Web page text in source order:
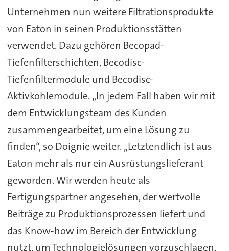
Unternehmen nun weitere Filtrationsprodukte
von Eaton in seinen Produktionsstätten
verwendet. Dazu gehören Becopad-
Tiefenfilterschichten, Becodisc-
Tiefenfiltermodule und Becodisc-
Aktivkohlemodule. „In jedem Fall haben wir mit
dem Entwicklungsteam des Kunden
zusammengearbeitet, um eine Lösung zu
finden“, so Doignie weiter. „Letztendlich ist aus
Eaton mehr als nur ein Ausrüstungslieferant
geworden. Wir werden heute als
Fertigungspartner angesehen, der wertvolle
Beiträge zu Produktionsprozessen liefert und
das Know-how im Bereich der Entwicklung
nutzt, um Technologielösungen vorzuschlagen,